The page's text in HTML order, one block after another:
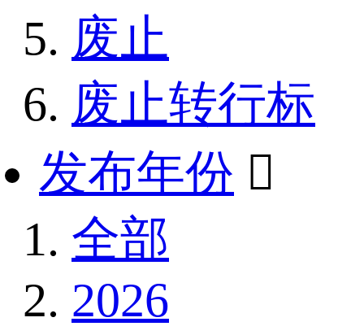
废止
废止转行标
发布年份 
全部
2026